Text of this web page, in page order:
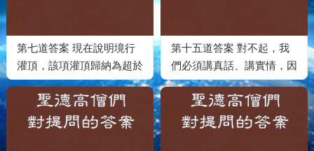
第七道答案 現在說明境行
灌頂，該項灌頂歸納為超於
內密的最高傳法
第十五道答案 對不起，我
們必須講真話、講實情，因
果錯不起